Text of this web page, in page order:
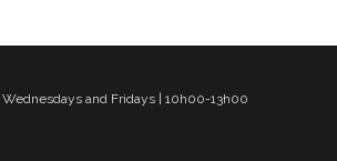
and Fridays | 10h00-13h00